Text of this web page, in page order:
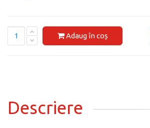
Adaug în coș
Descriere